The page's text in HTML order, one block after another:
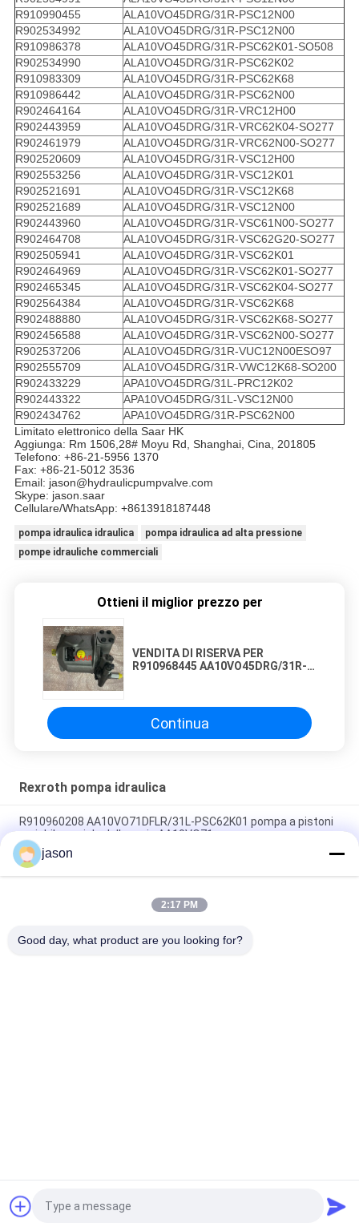
R910990455
ALA10VO45DRG/31R-PSC12N00
R902534992
ALA10VO45DRG/31R-PSC12N00
R910986378
ALA10VO45DRG/31R-PSC62K01-SO508
R902534990
ALA10VO45DRG/31R-PSC62K02
R910983309
ALA10VO45DRG/31R-PSC62K68
R910986442
ALA10VO45DRG/31R-PSC62N00
R902464164
ALA10VO45DRG/31R-VRC12H00
R902443959
ALA10VO45DRG/31R-VRC62K04-SO277
R902461979
ALA10VO45DRG/31R-VRC62N00-SO277
R902520609
ALA10VO45DRG/31R-VSC12H00
R902553256
ALA10VO45DRG/31R-VSC12K01
R902521691
ALA10VO45DRG/31R-VSC12K68
R902521689
ALA10VO45DRG/31R-VSC12N00
R902443960
ALA10VO45DRG/31R-VSC61N00-SO277
R902464708
ALA10VO45DRG/31R-VSC62G20-SO277
R902505941
ALA10VO45DRG/31R-VSC62K01
R902464969
ALA10VO45DRG/31R-VSC62K01-SO277
R902465345
ALA10VO45DRG/31R-VSC62K04-SO277
R902564384
ALA10VO45DRG/31R-VSC62K68
R902488880
ALA10VO45DRG/31R-VSC62K68-SO277
R902456588
ALA10VO45DRG/31R-VSC62N00-SO277
R902537206
ALA10VO45DRG/31R-VUC12N00ESO97
R902555709
ALA10VO45DRG/31R-VWC12K68-SO200
R902433229
APA10VO45DRG/31L-PRC12K02
R902443322
APA10VO45DRG/31L-VSC12N00
R902434762
APA10VO45DRG/31R-PSC62N00
Limitato elettronico della Saar HK
Aggiunga: Rm 1506,28# Moyu Rd, Shanghai, Cina, 201805
Telefono: +86-21-5956 1370
Fax: +86-21-5012 3536
Email: jason@hydraulicpumpvalve.com
Skype: jason.saar
Cellulare/WhatsApp: +8613918187448
pompa idraulica idraulica
pompa idraulica ad alta pressione
pompe idrauliche commerciali
Ottieni il miglior prezzo per
VENDITA DI RISERVA PER
R910968445 AA10VO45DRG/31R-
Continua
Rexroth pompa idraulica
R910960208 AA10VO71DFLR/31L-PSC62K01 pompa a pistoni
variabile assiale della serie AA10VO71
R910945652 AA10VO71DRG/31L-PSC62N00 pompa a pistoni
variabile assiale della serie AA10VO71
R902447189 AA10VO71DR/31L-PSC12N00 pompa a pistoni
Richiedi un preventivo
jason
2:17 PM
Good day, what product are you looking for?